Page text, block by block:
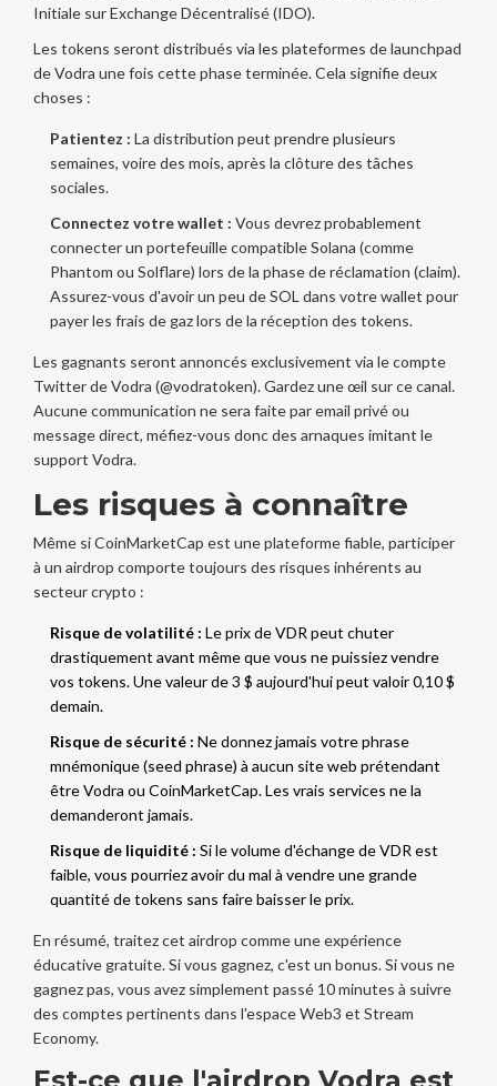
Initiale sur Exchange Décentralisé (IDO).
Les tokens seront distribués via les plateformes de launchpad
de Vodra une fois cette phase terminée. Cela signifie deux
choses :
Patientez : La distribution peut prendre plusieurs
semaines, voire des mois, après la clôture des tâches
sociales.
Connectez votre wallet : Vous devrez probablement
connecter un portefeuille compatible Solana (comme
Phantom ou Solflare) lors de la phase de réclamation (claim).
Assurez-vous d'avoir un peu de SOL dans votre wallet pour
payer les frais de gaz lors de la réception des tokens.
Les gagnants seront annoncés exclusivement via le compte
Twitter de Vodra (@vodratoken). Gardez une œil sur ce canal.
Aucune communication ne sera faite par email privé ou
message direct, méfiez-vous donc des arnaques imitant le
support Vodra.
Les risques à connaître
Même si CoinMarketCap est une plateforme fiable, participer
à un airdrop comporte toujours des risques inhérents au
secteur crypto :
Risque de volatilité : Le prix de VDR peut chuter
drastiquement avant même que vous ne puissiez vendre
vos tokens. Une valeur de 3 $ aujourd'hui peut valoir 0,10 $
demain.
Risque de sécurité : Ne donnez jamais votre phrase
mnémonique (seed phrase) à aucun site web prétendant
être Vodra ou CoinMarketCap. Les vrais services ne la
demanderont jamais.
Risque de liquidité : Si le volume d'échange de VDR est
faible, vous pourriez avoir du mal à vendre une grande
quantité de tokens sans faire baisser le prix.
En résumé, traitez cet airdrop comme une expérience
éducative gratuite. Si vous gagnez, c'est un bonus. Si vous ne
gagnez pas, vous avez simplement passé 10 minutes à suivre
des comptes pertinents dans l'espace Web3 et Stream
Economy.